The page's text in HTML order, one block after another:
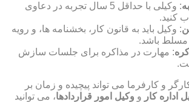
: وکیلی با حداقل 5 سال تجربه در دعاوی
کنید.
: وکیل باید به قانون کار، بخشنامه ها، و رویه
مسلط باشد.
: مهارت در مذاکره برای جلسات سازش
و کارفرما می تواند پیچیده و زمان بر
اداره کار و وکیل امور قراردادها، می توانید